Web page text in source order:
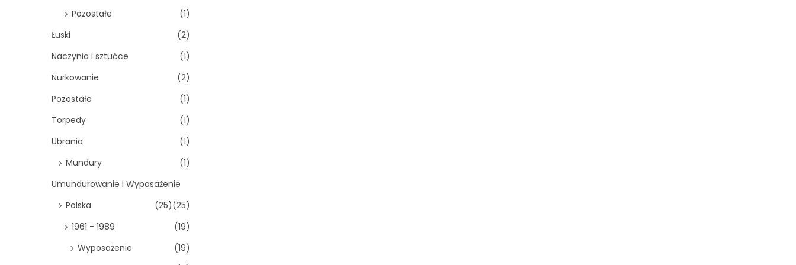
Pozostałe
(1)
Łuski
(2)
Naczynia i sztućce
(1)
Nurkowanie
(2)
Pozostałe
(1)
Torpedy
(1)
Ubrania
(1)
Mundury
(1)
Umundurowanie i Wyposażenie
(25)
Polska
(25)
1961 - 1989
(19)
Wyposażenie
(19)